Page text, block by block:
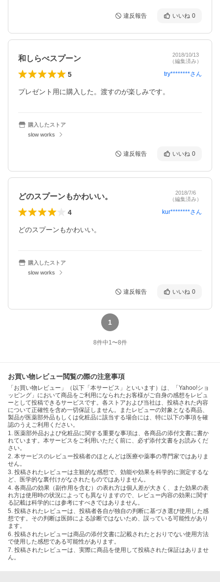
違反報告 いいね 0
和しらべスプーン
2018/10/13
（編集済み）
5 try********さん
プレゼント用に購入した。渡すのが楽しみです。
購入したストア
slow works
違反報告 いいね 0
どのスプーンもかわいい。
2018/7/6
（編集済み）
4 kur********さん
どのスプーンもかわいい。
購入したストア
slow works
違反報告 いいね 0
1
8件中1〜8件
お買い物レビュー閲覧の際の注意事項
「お買い物レビュー」（以下「本サービス」といいます）は、「Yahoo!ショ
ッピング」において商品をご利用になられたお客様がご自身の感想をレビュ
ーとして投稿できるサービスです。各ストアおよび当社は、投稿された内容
について正確性を含め一切保証しません。またレビューの対象となる商品、
製品が医薬部外品もしくは化粧品に該当する場合には、特に以下の事項を確
認のうえご利用ください。
1. 医薬部外品および化粧品に関する重要な事項は、各商品の添付文書に書か
れています。本サービスをご利用いただく前に、必ず添付文書をお読みくだ
さい。
2. 本サービスのレビュー投稿者のほとんどは医療や薬事の専門家ではありま
せん。
3. 投稿されたレビューは主観的な感想で、効能や効果を科学的に測定するな
ど、医学的な裏付けがなされたものではありません。
4. 各商品の効果（副作用を含む）の表れ方は個人差が大きく、また効果の表
れ方は使用時の状況によっても異なりますので、レビュー内容の効果に関す
る記載は科学的には参考にすべきではありません。
5. 投稿されたレビューは、投稿者各自が独自の判断に基づき選び使用した感
想です。その判断は医師による診断ではないため、誤っている可能性があり
ます。
6. 投稿されたレビューは商品の添付文書に記載されたとおりでない使用方法
で使用した感想である可能性があります。
7. 投稿されたレビューは、実際に商品を使用して投稿された保証はありませ
ん。